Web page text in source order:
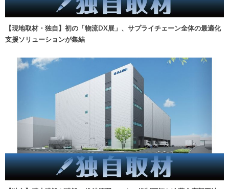
【現地取材・独自】初の「物流DX展」、サプライチェーン全体の最適化
支援ソリューションが集結